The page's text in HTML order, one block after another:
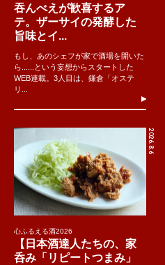
吞んべえが歓喜するア
テ。ザーサイの発酵した
旨味とイ...
もし、あのシェフが家で酒場を開いた
ら......という妄想からスタートした
WEB連載。3人目は、鎌倉「オステ
リ...
2026.8.6
心ふるえる酒2026
【日本酒達人たちの、家
呑み「リピートつまみ」